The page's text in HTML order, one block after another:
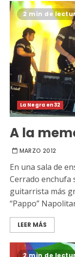
2 min de
La Negra en 32
A la
MARZO 2012
En una sala de
Cerrado
guitarrista más
“Pappo”
LEER MÁS